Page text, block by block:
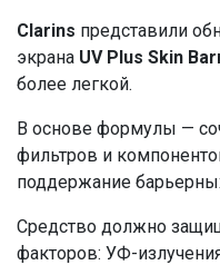
Clarins представили
экрана UV Plus Skin
более легкой.
В основе формулы —
фильтров и
поддержание
Средство должно
факторов: УФ-